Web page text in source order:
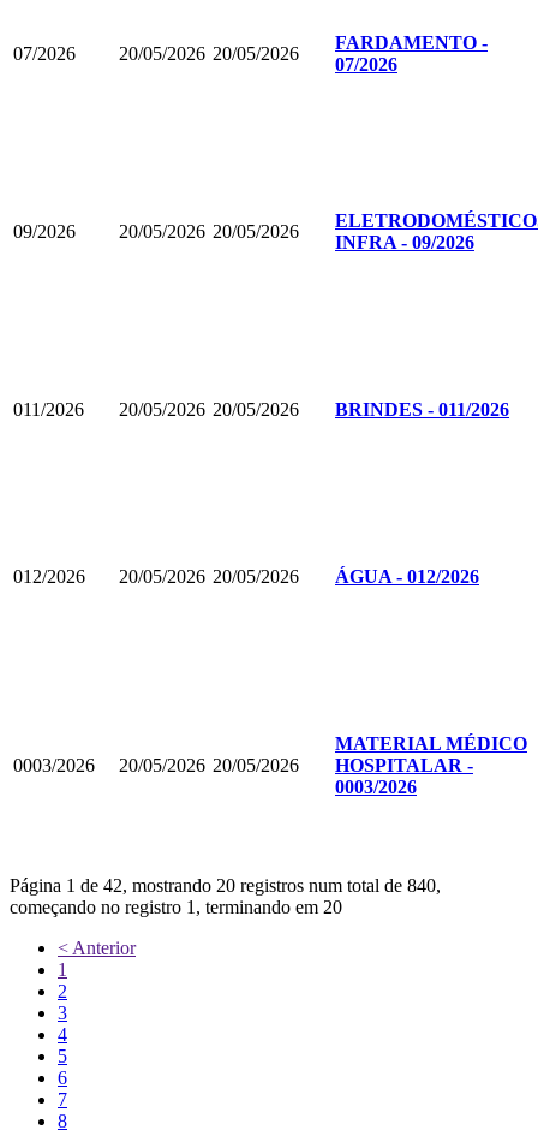
07/2026 20/05/2026 20/05/2026
FARDAMENTO -
07/2026
09/2026 20/05/2026 20/05/2026
INFRA - 09/2026
011/2026 20/05/2026 20/05/2026 BRINDES - 011/2026
012/2026 20/05/2026 20/05/2026 ÁGUA - 012/2026
0003/2026 20/05/2026 20/05/2026
MATERIAL MÉDICO
HOSPITALAR -
0003/2026
Página 1 de 42, mostrando 20 registros num total de 840,
começando no registro 1, terminando em 20
< Anterior
1
2
3
4
5
6
7
8